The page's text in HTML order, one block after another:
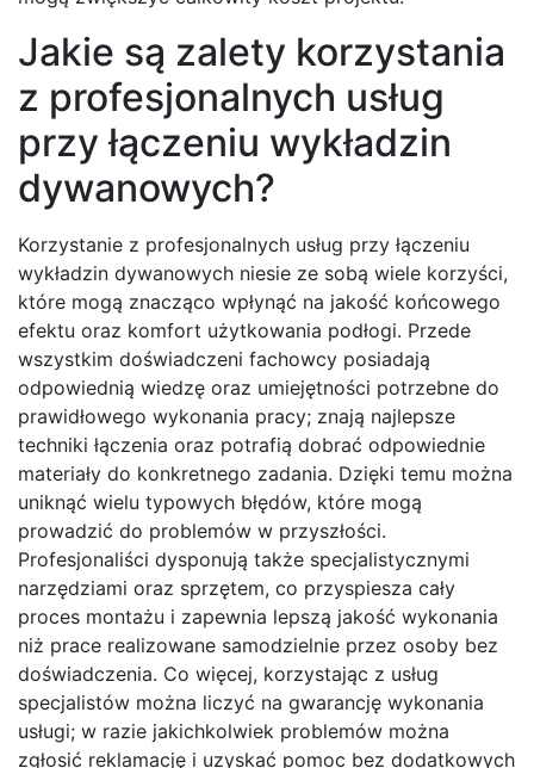
Jakie są zalety korzystania
z profesjonalnych usług
przy łączeniu wykładzin
dywanowych?
Korzystanie z profesjonalnych usług przy łączeniu
wykładzin dywanowych niesie ze sobą wiele korzyści,
które mogą znacząco wpłynąć na jakość końcowego
efektu oraz komfort użytkowania podłogi. Przede
wszystkim doświadczeni fachowcy posiadają
odpowiednią wiedzę oraz umiejętności potrzebne do
prawidłowego wykonania pracy; znają najlepsze
techniki łączenia oraz potrafią dobrać odpowiednie
materiały do konkretnego zadania. Dzięki temu można
uniknąć wielu typowych błędów, które mogą
prowadzić do problemów w przyszłości.
Profesjonaliści dysponują także specjalistycznymi
narzędziami oraz sprzętem, co przyspiesza cały
proces montażu i zapewnia lepszą jakość wykonania
niż prace realizowane samodzielnie przez osoby bez
doświadczenia. Co więcej, korzystając z usług
specjalistów można liczyć na gwarancję wykonania
usługi; w razie jakichkolwiek problemów można
zgłosić reklamację i uzyskać pomoc bez dodatkowych